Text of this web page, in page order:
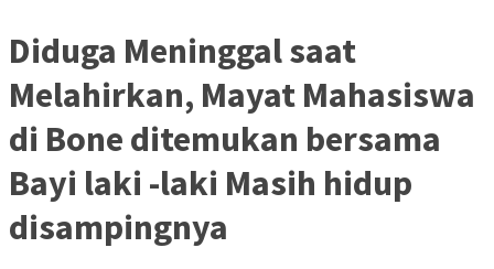
Diduga Meninggal saat
Melahirkan, Mayat Mahasiswa
di Bone ditemukan bersama
Bayi laki -laki Masih hidup
disampingnya